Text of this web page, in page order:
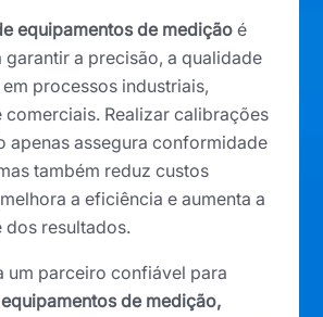
equipamentos de medição é
garantir a precisão, a qualidade
processos industriais,
comerciais. Realizar calibrações
apenas assegura conformidade
também reduz custos
a eficiência e aumenta a
resultados.
um parceiro confiável para
de medição,